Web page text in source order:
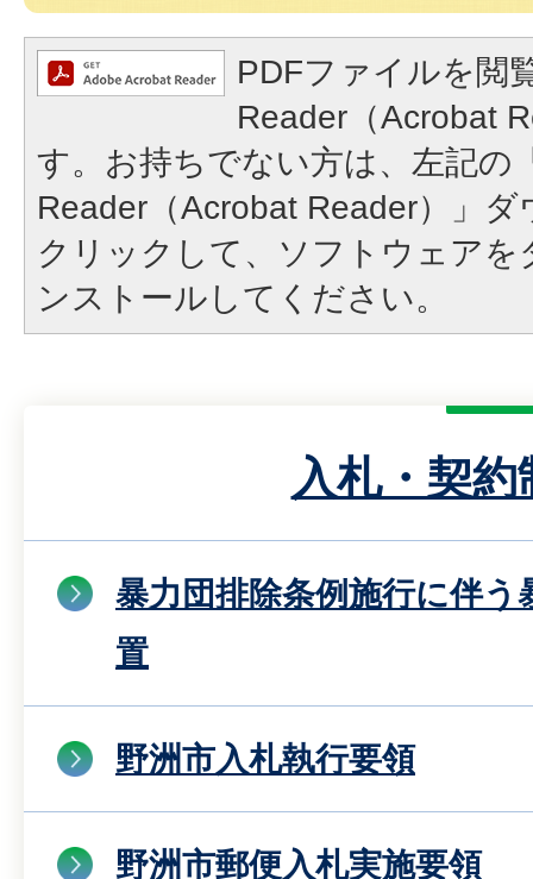
PDFファイルを閲
Reader（Acrobat
す。お持ちでない方は、左記の
Reader（Acrobat Reader）」
クリックして、ソフトウェア
ンストールしてください。
入札・契約
暴力団排除条例施行に伴う
置
野洲市入札執行要領
野洲市郵便入札実施要領